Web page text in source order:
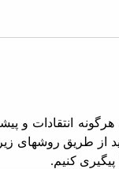
و پیشنهادات
زیر اقدام